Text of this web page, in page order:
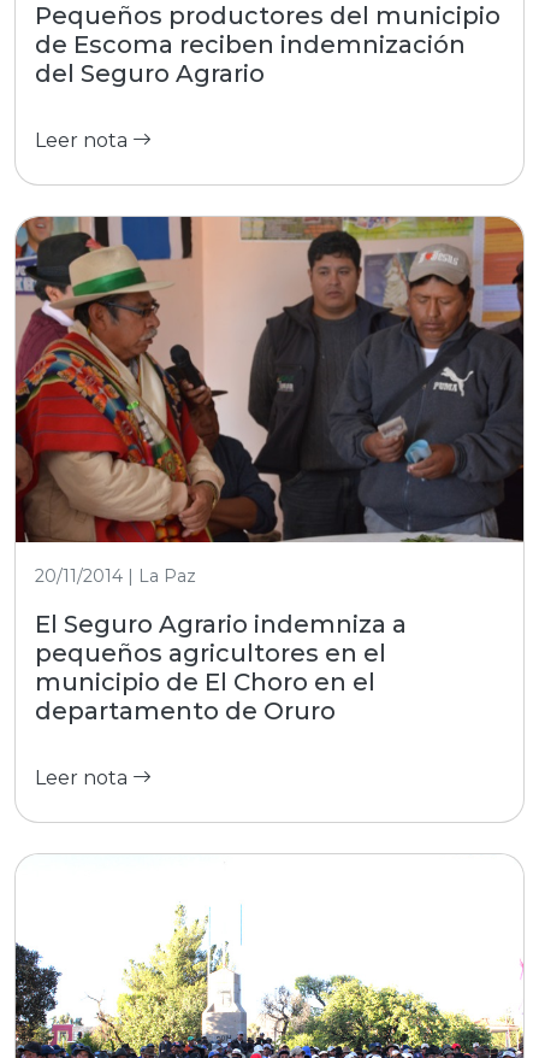
Pequeños productores del municipio
de Escoma reciben indemnización
del Seguro Agrario
Leer nota
20/11/2014 | La Paz
El Seguro Agrario indemniza a
pequeños agricultores en el
municipio de El Choro en el
departamento de Oruro
Leer nota